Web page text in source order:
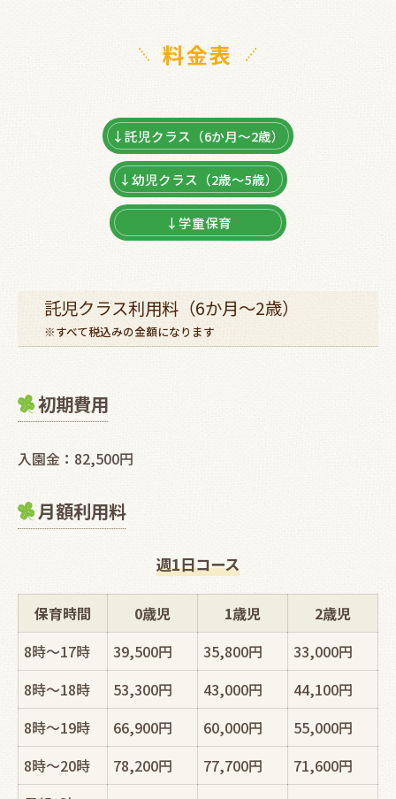
料金表
↓託児クラス（6か月～2歳）
↓幼児クラス（2歳～5歳）
↓学童保育
託児クラス利用料（6か月～2歳）
※すべて税込みの金額になります
初期費用
入園金：82,500円
月額利用料
週1日コース
保育時間 0歳児 1歳児
2歳児
8時～17時
39,500円 35,800円
33,000円
8時～18時
53,300円 43,000円
44,100円
8時～19時
66,900円 60,000円
55,000円
8時～20時
78,200円 77,700円
71,600円